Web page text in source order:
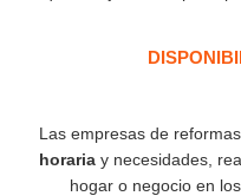
Las empresas de
horaria y necesidades,
hogar o negocio en